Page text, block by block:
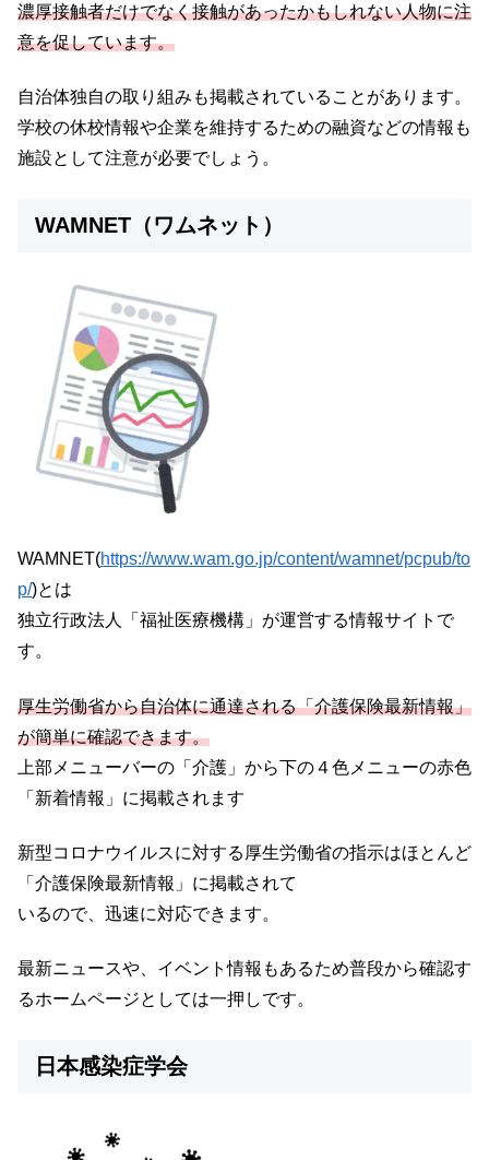
濃厚接触者だけでなく接触があったかもしれない人物に注
意を促しています。
自治体独自の取り組みも掲載されていることがあります。
学校の休校情報や企業を維持するための融資などの情報も
施設として注意が必要でしょう。
WAMNET（ワムネット）
WAMNET(https://www.wam.go.jp/content/wamnet/pcpub/to
p/)とは
独立行政法人「福祉医療機構」が運営する情報サイトで
す。
厚生労働省から自治体に通達される「介護保険最新情報」
が簡単に確認できます。
上部メニューバーの「介護」から下の４色メニューの赤色
「新着情報」に掲載されます
新型コロナウイルスに対する厚生労働省の指示はほとんど
「介護保険最新情報」に掲載されて
いるので、迅速に対応できます。
最新ニュースや、イベント情報もあるため普段から確認す
るホームページとしては一押しです。
日本感染症学会